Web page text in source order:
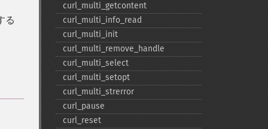
る
curl_​multi_​getcontent
curl_​multi_​info_​read
curl_​multi_​init
curl_​multi_​remove_​handle
curl_​multi_​select
curl_​multi_​setopt
curl_​multi_​strerror
curl_​pause
curl_​reset